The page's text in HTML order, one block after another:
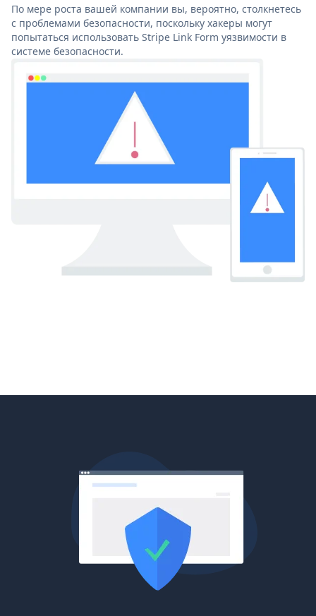
По мере роста вашей компании вы, вероятно, столкнетесь
с проблемами безопасности, поскольку хакеры могут
попытаться использовать Stripe Link Form уязвимости в
системе безопасности.